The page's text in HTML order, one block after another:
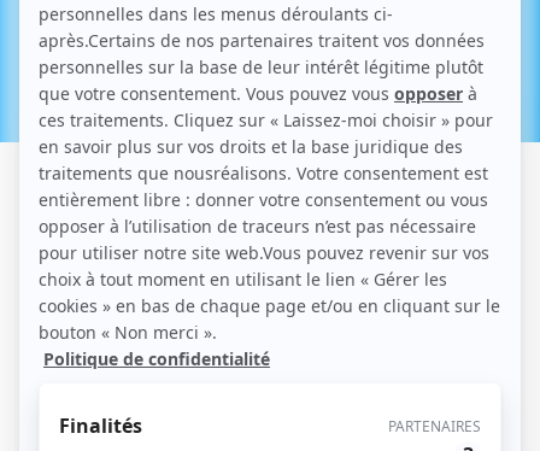
Sursis à statuer : définition et